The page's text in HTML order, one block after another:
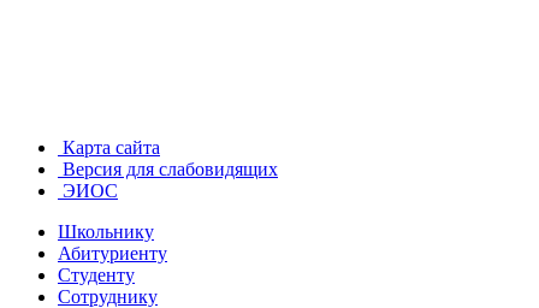
Карта сайта
Версия для слабовидящих
ЭИОС
Школьнику
Абитуриенту
Студенту
Сотруднику